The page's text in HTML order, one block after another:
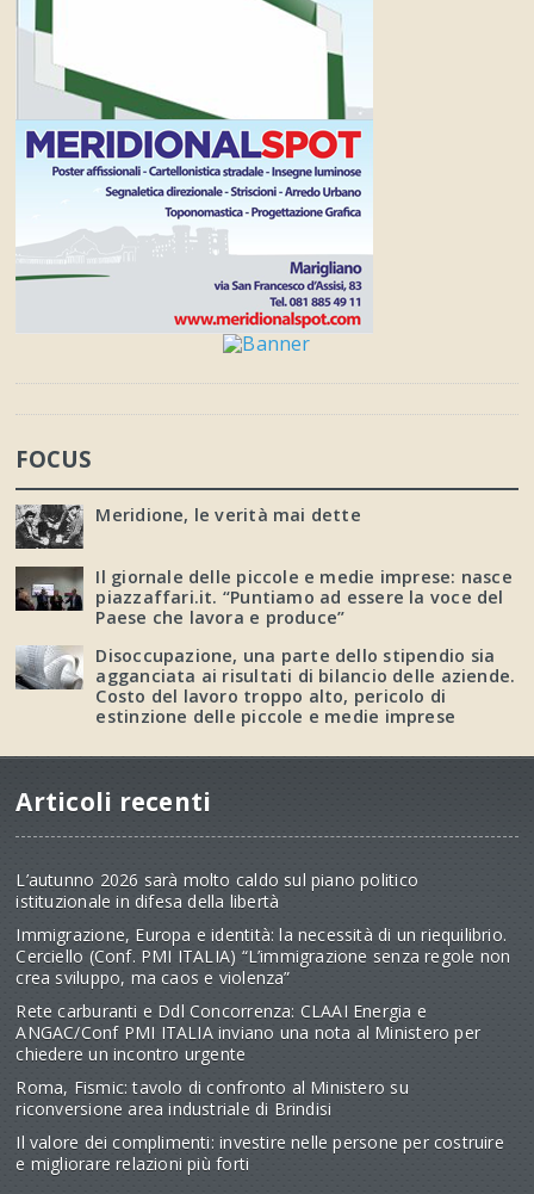
FOCUS
Meridione, le verità mai dette
Il giornale delle piccole e medie imprese: nasce
piazzaffari.it. “Puntiamo ad essere la voce del
Paese che lavora e produce”
Disoccupazione, una parte dello stipendio sia
agganciata ai risultati di bilancio delle aziende.
Costo del lavoro troppo alto, pericolo di
estinzione delle piccole e medie imprese
Articoli recenti
L’autunno 2026 sarà molto caldo sul piano politico
istituzionale in difesa della libertà
Immigrazione, Europa e identità: la necessità di un riequilibrio.
Cerciello (Conf. PMI ITALIA) “L’immigrazione senza regole non
crea sviluppo, ma caos e violenza”
Rete carburanti e Ddl Concorrenza: CLAAI Energia e
ANGAC/Conf PMI ITALIA inviano una nota al Ministero per
chiedere un incontro urgente
Roma, Fismic: tavolo di confronto al Ministero su
riconversione area industriale di Brindisi
Il valore dei complimenti: investire nelle persone per costruire
e migliorare relazioni più forti